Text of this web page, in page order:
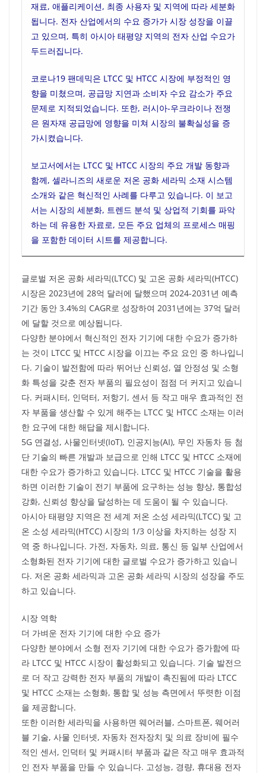
재료, 애플리케이션, 최종 사용자 및 지역에 따라 세분화
됩니다. 전자 산업에서의 수요 증가가 시장 성장을 이끌
고 있으며, 특히 아시아 태평양 지역의 전자 산업 수요가
두드러집니다.
코로나19 팬데믹은 LTCC 및 HTCC 시장에 부정적인 영
향을 미쳤으며, 공급망 지연과 소비자 수요 감소가 주요
문제로 지적되었습니다. 또한, 러시아-우크라이나 전쟁
은 원자재 공급망에 영향을 미쳐 시장의 불확실성을 증
가시켰습니다.
보고서에서는 LTCC 및 HTCC 시장의 주요 개발 동향과
함께, 셀라니즈의 새로운 저온 공화 세라믹 소재 시스템
소개와 같은 혁신적인 사례를 다루고 있습니다. 이 보고
서는 시장의 세분화, 트렌드 분석 및 상업적 기회를 파악
하는 데 유용한 자료로, 모든 주요 업체의 프로세스 매핑
을 포함한 데이터 시트를 제공합니다.
글로벌 저온 공화 세라믹(LTCC) 및 고온 공화 세라믹(HTCC)
시장은 2023년에 28억 달러에 달했으며 2024-2031년 예측
기간 동안 3.4%의 CAGR로 성장하여 2031년에는 37억 달러
에 달할 것으로 예상됩니다.
다양한 분야에서 혁신적인 전자 기기에 대한 수요가 증가하
는 것이 LTCC 및 HTCC 시장을 이끄는 주요 요인 중 하나입니
다. 기술이 발전함에 따라 뛰어난 신뢰성, 열 안정성 및 소형
화 특성을 갖춘 전자 부품의 필요성이 점점 더 커지고 있습니
다. 커패시터, 인덕터, 저항기, 센서 등 작고 매우 효과적인 전
자 부품을 생산할 수 있게 해주는 LTCC 및 HTCC 소재는 이러
한 요구에 대한 해답을 제시합니다.
5G 연결성, 사물인터넷(IoT), 인공지능(AI), 무인 자동차 등 첨
단 기술의 빠른 개발과 보급으로 인해 LTCC 및 HTCC 소재에
대한 수요가 증가하고 있습니다. LTCC 및 HTCC 기술을 활용
하면 이러한 기술이 전기 부품에 요구하는 성능 향상, 통합성
강화, 신뢰성 향상을 달성하는 데 도움이 될 수 있습니다.
아시아 태평양 지역은 전 세계 저온 소성 세라믹(LTCC) 및 고
온 소성 세라믹(HTCC) 시장의 1/3 이상을 차지하는 성장 지
역 중 하나입니다. 가전, 자동차, 의료, 통신 등 일부 산업에서
소형화된 전자 기기에 대한 글로벌 수요가 증가하고 있습니
다. 저온 공화 세라믹과 고온 공화 세라믹 시장의 성장을 주도
하고 있습니다.
시장 역학
더 가벼운 전자 기기에 대한 수요 증가
다양한 분야에서 소형 전자 기기에 대한 수요가 증가함에 따
라 LTCC 및 HTCC 시장이 활성화되고 있습니다. 기술 발전으
로 더 작고 강력한 전자 부품의 개발이 촉진됨에 따라 LTCC
및 HTCC 소재는 소형화, 통합 및 성능 측면에서 뚜렷한 이점
을 제공합니다.
또한 이러한 세라믹을 사용하면 웨어러블, 스마트폰, 웨어러
블 기술, 사물 인터넷, 자동차 전자장치 및 의료 장비에 필수
적인 센서, 인덕터 및 커패시터 부품과 같은 작고 매우 효과적
인 전자 부품을 만들 수 있습니다. 고성능, 경량, 휴대용 전자